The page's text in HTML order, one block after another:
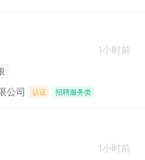
1小时前
公司 认证 招聘服务类
1小时前